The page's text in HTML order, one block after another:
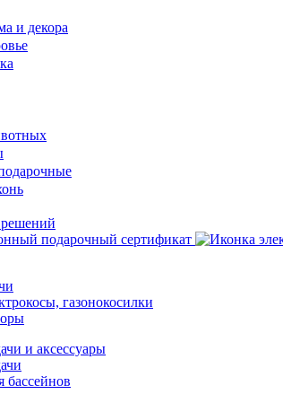
и декора
решений
подарочный сертификат
газонокосилки
и аксессуары
бассейнов